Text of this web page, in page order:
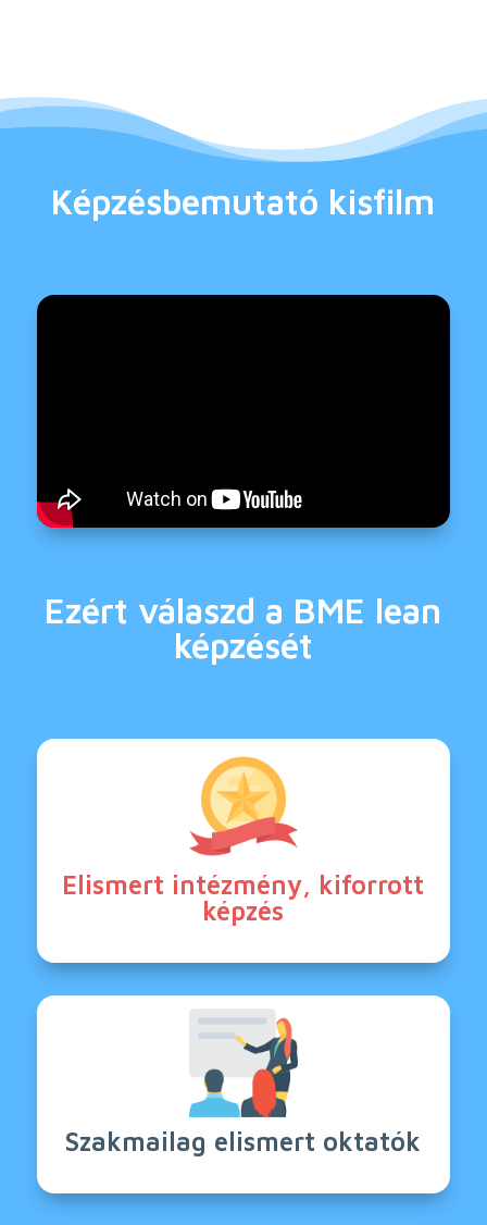
Képzésbemutató kisfilm
Ezért válaszd a BME lean
képzését
Elismert intézmény, kiforrott
képzés
Szakmailag elismert oktatók